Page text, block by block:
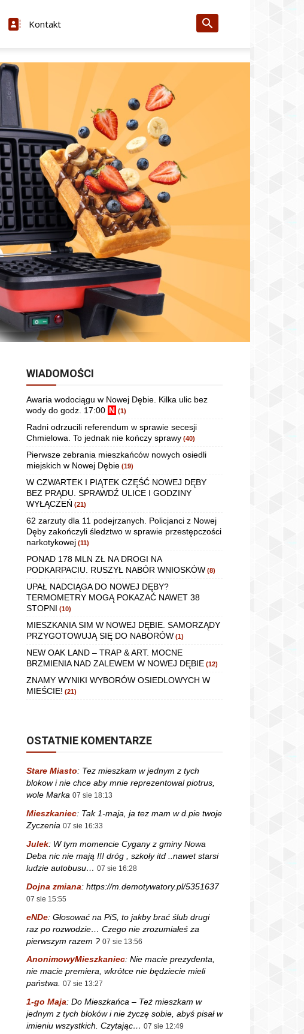
Kontakt
WIADOMOŚCI
Awaria wodociągu w Nowej Dębie. Kilka ulic bez
wody do godz. 17:00 N (1)
Radni odrzucili referendum w sprawie secesji
Chmielowa. To jednak nie kończy sprawy (40)
Pierwsze zebrania mieszkańców nowych osiedli
miejskich w Nowej Dębie (19)
W CZWARTEK I PIĄTEK CZĘŚĆ NOWEJ DĘBY
BEZ PRĄDU. SPRAWDŹ ULICE I GODZINY
WYŁĄCZEŃ (21)
62 zarzuty dla 11 podejrzanych. Policjanci z Nowej
Dęby zakończyli śledztwo w sprawie przestępczości
narkotykowej (11)
PONAD 178 MLN ZŁ NA DROGI NA
PODKARPACIU. RUSZYŁ NABÓR WNIOSKÓW (8)
UPAŁ NADCIĄGA DO NOWEJ DĘBY?
TERMOMETRY MOGĄ POKAZAĆ NAWET 38
STOPNI (10)
MIESZKANIA SIM W NOWEJ DĘBIE. SAMORZĄDY
PRZYGOTOWUJĄ SIĘ DO NABORÓW (1)
NEW OAK LAND – TRAP & ART. MOCNE
BRZMIENIA NAD ZALEWEM W NOWEJ DĘBIE (12)
ZNAMY WYNIKI WYBORÓW OSIEDLOWYCH W
MIEŚCIE! (21)
OSTATNIE KOMENTARZE
Stare Miasto: Tez mieszkam w jednym z tych
blokow i nie chce aby mnie reprezentowal piotrus,
wole Marka 07 sie 18:13
Mieszkaniec: Tak 1-maja, ja tez mam w d.pie twoje
Zyczenia 07 sie 16:33
Julek: W tym momencie Cygany z gminy Nowa
Deba nic nie mają !!! dróg , szkoły itd ..nawet starsi
ludzie autobusu… 07 sie 16:28
Dojna zmiana: https://m.demotywatory.pl/5351637
07 sie 15:55
eNDe: Głosować na PiS, to jakby brać ślub drugi
raz po rozwodzie… Czego nie zrozumiałeś za
pierwszym razem ? 07 sie 13:56
AnonimowyMieszkaniec: Nie macie prezydenta,
nie macie premiera, wkrótce nie będziecie mieli
państwa. 07 sie 13:27
1-go Maja: Do Mieszkańca – Też mieszkam w
jednym z tych bloków i nie życzę sobie, abyś pisał w
imieniu wszystkich. Czytając… 07 sie 12:49